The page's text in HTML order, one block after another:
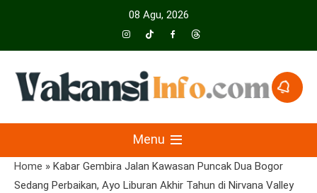
08 Agu, 2026
VakansiinfoMenu
Home » Kabar Gembira Jalan Kawasan Puncak Dua Bogor
Sedang Perbaikan, Ayo Liburan Akhir Tahun di Nirvana Valley